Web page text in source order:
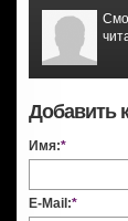
Добавить
Имя:*
E-Mail:*